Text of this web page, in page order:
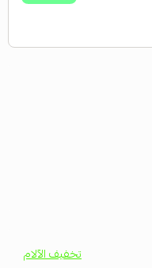
تخفيف الآلام